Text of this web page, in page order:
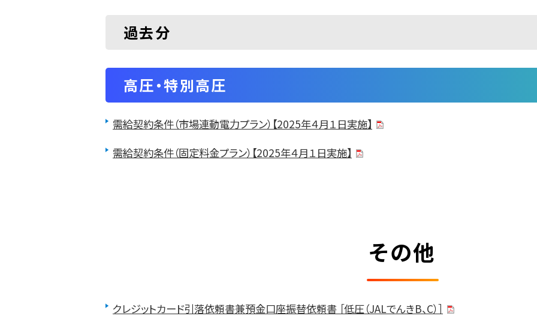
過去分
高圧・特別高圧
需給契約条件（市場連動電力プラン）【2025年４月１日実施】
需給契約条件（固定料金プラン）【2025年４月１日実施】
その他
クレジットカード引落依頼書兼預金口座振替依頼書 ［低圧（JALでんきB、C）］